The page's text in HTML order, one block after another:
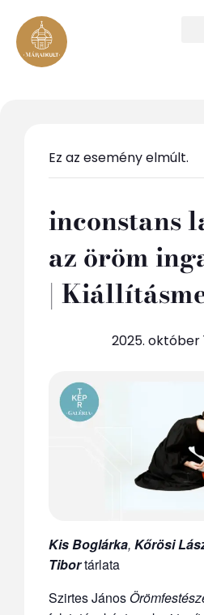
Ez az esemény elmúlt.
inconstans
az öröm
|
2025. október
Kis Boglárka, Kőrösi
Tibortárlata
Szirtes János